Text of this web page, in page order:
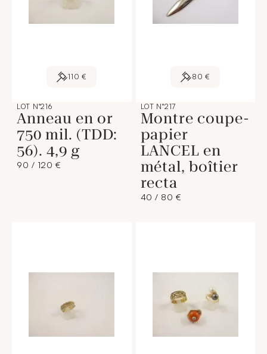
110 €
LOT N°216
Anneau en or
750 mil. (TDD:
56). 4,9 g
90 / 120 €
80 €
LOT N°217
Montre coupe-
papier
LANCEL en
métal, boîtier
recta
40 / 80 €